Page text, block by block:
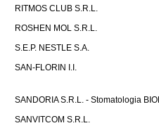
RITMOS CLUB S.R.L.
ROSHEN MOL S.R.L.
S.E.P. NESTLE S.A.
SAN-FLORIN I.I.
SANDORIA S.R.L. - Stomatologia
SANVITCOM S.R.L.